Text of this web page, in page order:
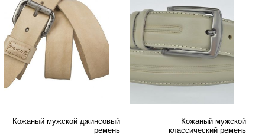
Кожаный мужской джинсовый
ремень
Кожаный мужской
классический ремень